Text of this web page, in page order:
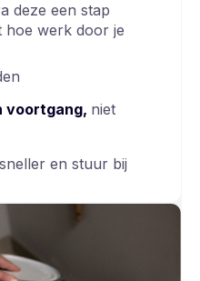
deze een stap
hoe werk door je
voortgang, niet
sneller en stuur bij